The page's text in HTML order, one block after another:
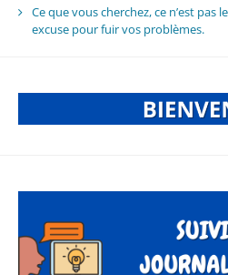
Ce que vous cherchez, ce n’est pas
excuse pour fuir vos problèmes.